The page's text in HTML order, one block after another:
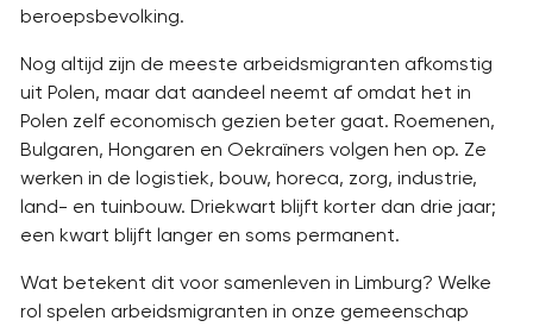
beroepsbevolking.
Nog altijd zijn de meeste arbeidsmigranten afkomstig
uit Polen, maar dat aandeel neemt af omdat het in
Polen zelf economisch gezien beter gaat. Roemenen,
Bulgaren, Hongaren en Oekraïners volgen hen op. Ze
werken in de logistiek, bouw, horeca, zorg, industrie,
land- en tuinbouw. Driekwart blijft korter dan drie jaar;
een kwart blijft langer en soms permanent.
Wat betekent dit voor samenleven in Limburg? Welke
rol spelen arbeidsmigranten in onze gemeenschap